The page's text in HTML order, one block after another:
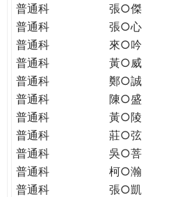
普通科
張○傑
普通科
張○心
普通科
來○吟
普通科
黃○威
普通科
鄭○誠
普通科
陳○盛
普通科
黃○陵
普通科
莊○弦
普通科
吳○菩
普通科
柯○瀚
普通科
張○凱